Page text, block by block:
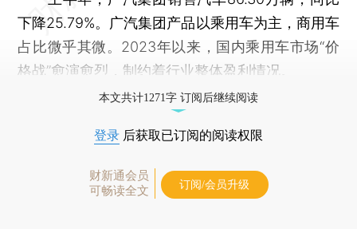
下降25.79%。广汽集团产品以乘用车为主，商用车
占比微乎其微。2023年以来，国内乘用车市场“价
格战”愈演愈烈，制约着行业整体盈利情况。
本文共计1271字 订阅后继续阅读
登录 后获取已订阅的阅读权限
财新通会员
可畅读全文
订阅/会员升级